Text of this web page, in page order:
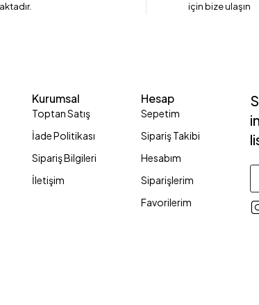
için bize ulaşın
Kurumsal
Toptan Satış
İade Politikası
Sipariş Bilgileri
İletişim
Hesap
Sepetim
Sipariş Takibi
Hesabım
Siparişlerim
Favorilerim